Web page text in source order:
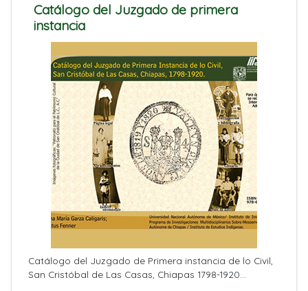
Catálogo del Juzgado de primera
instancia
Catálogo del Juzgado de Primera instancia de lo Civil,
San Cristóbal de Las Casas, Chiapas 1798-1920...